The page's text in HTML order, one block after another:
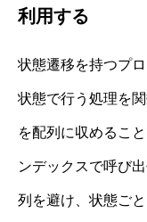
利用する
状態遷移を持つプ
状態で行う処理を
を配列に収めるこ
ンデックスで呼び
列を避け、状態ご